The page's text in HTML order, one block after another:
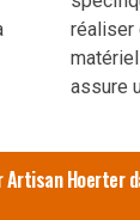
réaliser
assure
Hoerter